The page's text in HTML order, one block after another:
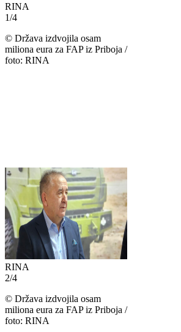
RINA
1/4
© Država izdvojila osam
miliona eura za FAP iz Priboja /
foto: RINA
RINA
2/4
© Država izdvojila osam
miliona eura za FAP iz Priboja /
foto: RINA